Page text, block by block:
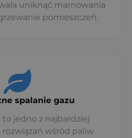
uniknąć marnowania
pomieszczeń.
spalanie gazu
to jedno z najbardziej
wśród paliw